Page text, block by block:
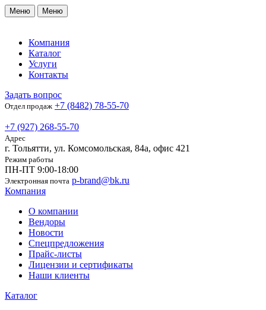
Меню Меню
Компания
Каталог
Услуги
Контакты
Задать вопрос
Отдел продаж +7 (8482) 78-55-70
+7 (927) 268-55-70
Адрес
г. Тольятти, ул. Комсомольская, 84а, офис 421
Режим работы
ПН-ПТ 9:00-18:00
Электронная почта p-brand@bk.ru
Компания
О компании
Вендоры
Новости
Спецпредложения
Прайс-листы
Лицензии и сертификаты
Наши клиенты
Каталог